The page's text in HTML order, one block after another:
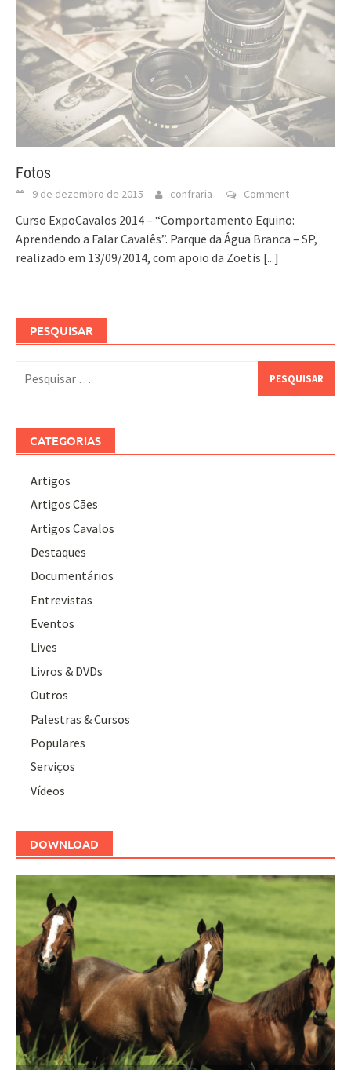
Fotos
9 de dezembro de 2015 confraria Comment
Curso ExpoCavalos 2014 – “Comportamento Equino:
Aprendendo a Falar Cavalês”. Parque da Água Branca – SP,
realizado em 13/09/2014, com apoio da Zoetis [...]
PESQUISAR
por:
CATEGORIAS
Artigos
Artigos Cães
Artigos Cavalos
Destaques
Documentários
Entrevistas
Eventos
Lives
Livros & DVDs
Outros
Palestras & Cursos
Populares
Serviços
Vídeos
DOWNLOAD